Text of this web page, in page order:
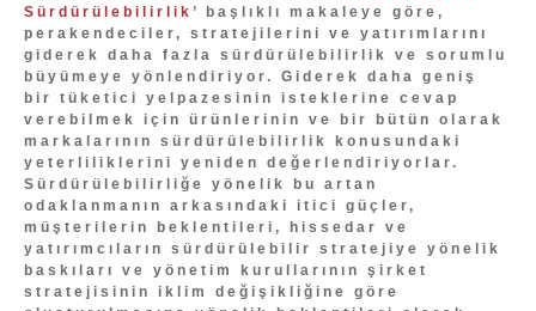
Sürdürülebilirlik ’ başlıklı makaleye göre,
perakendeciler, stratejilerini ve yatırımlarını
giderek daha fazla sürdürülebilirlik ve sorumlu
büyümeye yönlendiriyor. Giderek daha geniş
bir tüketici yelpazesinin isteklerine cevap
verebilmek için ürünlerinin ve bir bütün olarak
markalarının sürdürülebilirlik konusundaki
yeterliliklerini yeniden değerlendiriyorlar.
Sürdürülebilirliğe yönelik bu artan
odaklanmanın arkasındaki itici güçler,
müşterilerin beklentileri, hissedar ve
yatırımcıların sürdürülebilir stratejiye yönelik
baskıları ve yönetim kurullarının şirket
stratejisinin iklim değişikliğine göre